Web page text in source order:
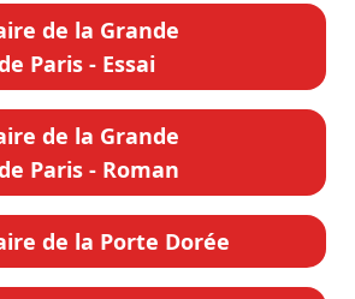
de la Grande
Paris - Essai
de la Grande
Paris - Roman
de la Porte Dorée